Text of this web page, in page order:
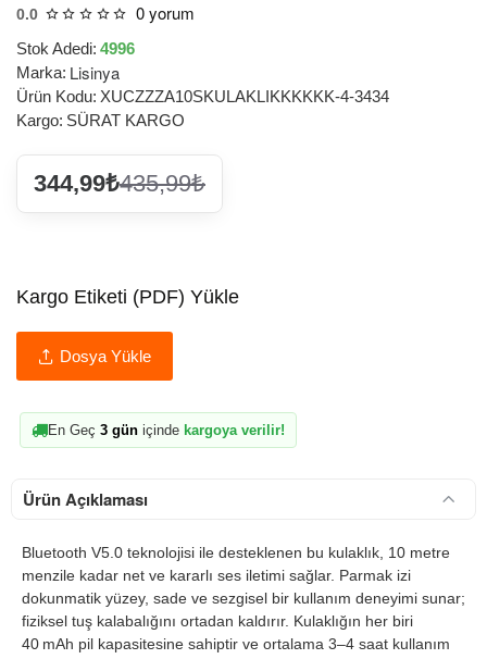
0.0 0 yorum
Stok Adedi: 4996
Marka: Lisinya
Ürün Kodu: XUCZZZA10SKULAKLIKKKKKK-4-3434
Kargo: SÜRAT KARGO
344,99₺435,99₺
Kargo Etiketi (PDF) Yükle
Dosya Yükle
En Geç 3 gün içinde kargoya verilir!
Ürün Açıklaması
Bluetooth V5.0 teknolojisi ile desteklenen bu kulaklık, 10 metre
menzile kadar net ve kararlı ses iletimi sağlar. Parmak izi
dokunmatik yüzey, sade ve sezgisel bir kullanım deneyimi sunar;
fiziksel tuş kalabalığını ortadan kaldırır. Kulaklığın her biri
40 mAh pil kapasitesine sahiptir ve ortalama 3–4 saat kullanım